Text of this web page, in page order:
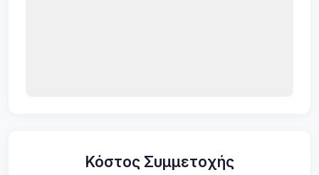
Κόστος Συμμετοχής